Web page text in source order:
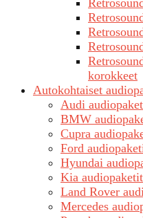
korokkeet
Autokohtaiset
Audi
BMW
Cupra
Ford
Hyundai
Kia audiopaketit
Land Rover
Mercedes